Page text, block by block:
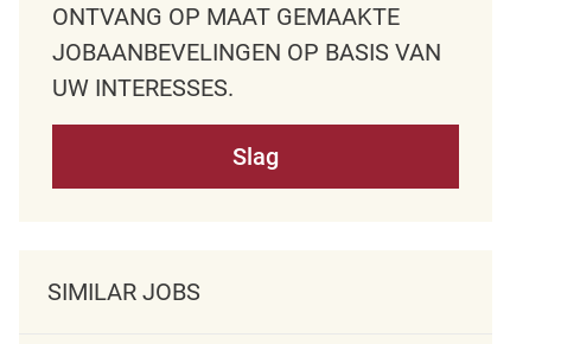
ONTVANG OP MAAT GEMAAKTE
JOBAANBEVELINGEN OP BASIS VAN
UW INTERESSES.
Slag
SIMILAR JOBS